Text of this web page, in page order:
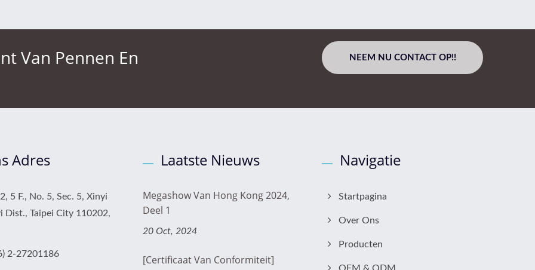
Van Pennen En NEEM NU CONTACT OP!!
Adres
5 F., No. 5, Sec. 5, Xinyi
Dist., Taipei City 110202,
2-27201186
Laatste Nieuws
Megashow Van Hong Kong 2024,
Deel 1
20 Oct, 2024
[Certificaat Van Conformiteit]
Navigatie
Startpagina
Over Ons
Producten